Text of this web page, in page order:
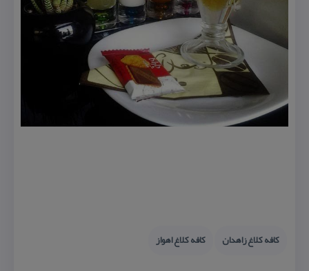
كافه كلاغ زاهدان كافه كلاغ اهواز